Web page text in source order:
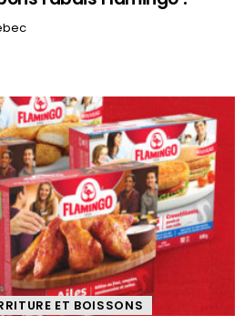
ET BOISSONS